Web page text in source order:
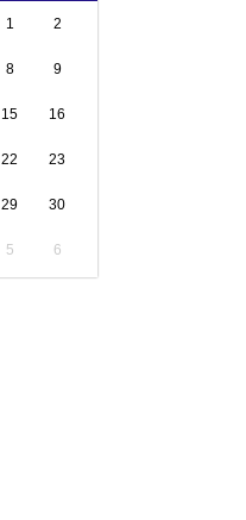
1 2
8 9
15 16
22 23
29 30
5 6